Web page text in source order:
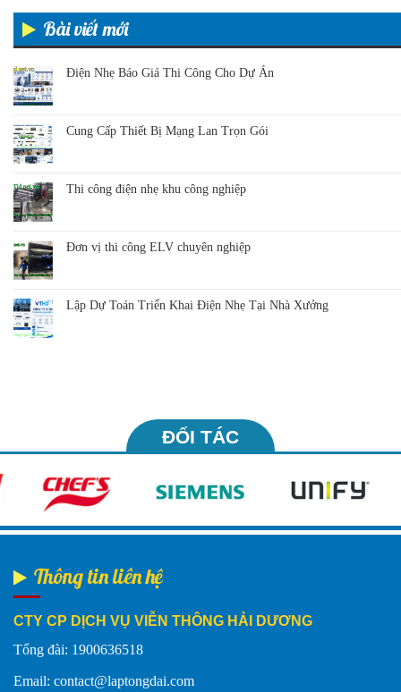
Bài viết mới
Điện Nhẹ Báo Giá Thi Công Cho Dự Án
Cung Cấp Thiết Bị Mạng Lan Trọn Gói
Thi công điện nhẹ khu công nghiệp
Đơn vị thi công ELV chuyên nghiệp
Lập Dự Toán Triển Khai Điện Nhẹ Tại Nhà Xưởng
ĐỐI TÁC
Thông tin liên hệ
CTY CP DỊCH VỤ VIỄN THÔNG HẢI DƯƠNG
Tổng đài: 1900636518
Email: contact@laptongdai.com